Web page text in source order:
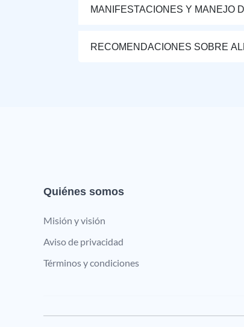
MANIFESTACIONES Y MANEJO
RECOMENDACIONES SOBRE
Quiénes somos
Misión y visión
Aviso de privacidad
Términos y condiciones